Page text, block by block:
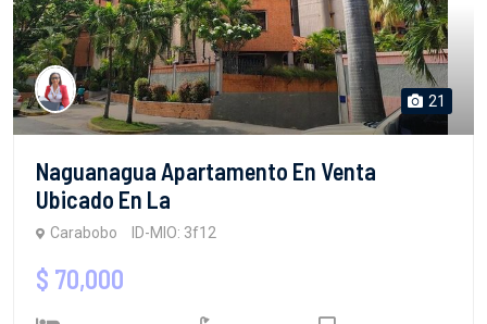
21
Naguanagua Apartamento En Venta
Ubicado En La
Carabobo ID-MIO: 3f12
$ 70,000